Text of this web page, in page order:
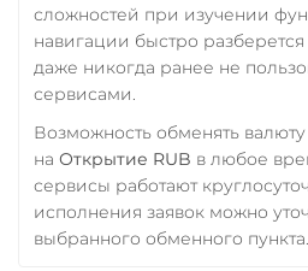
сложностей при изучении
навигации быстро
даже никогда ранее не
сервисами.
Возможность обменять валюту
на Открытие RUB в любое
сервисы работают
исполнения заявок можно
выбранного обменного пункта.